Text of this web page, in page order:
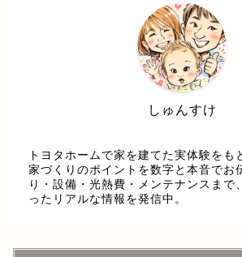
しゅんすけ
トヨタホームで家を建てた実体験をも
家づくりのポイントを数字と本音でお
り・設備・光熱費・メンテナンスまで
ったリアルな情報を発信中。